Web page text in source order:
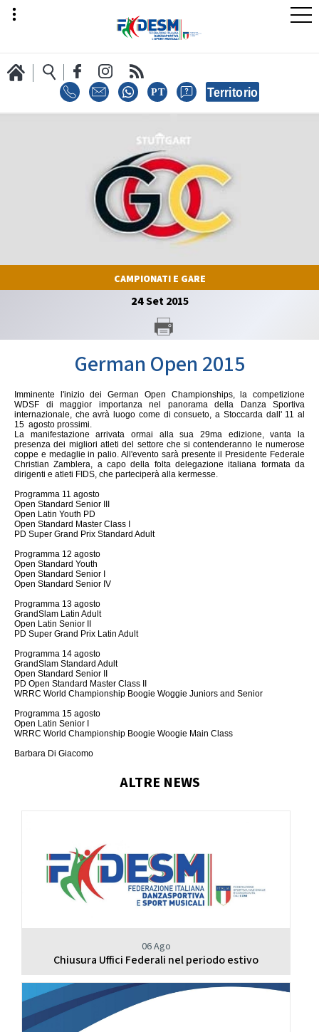
LA FEDERAZIONE
AREA SPORT
AREA TECNICA
GARE
Contatti Discipline
Tesseramento
Formazione
CAMPIONATI E GARE
24Set2015
German Open 2015
Imminente l'inizio dei German Open Championships, la competizione
WDSF di maggior importanza nel panorama della Danza Sportiva
internazionale, che avrà luogo come di consueto, a Stoccarda dall' 11 al
15 agosto prossimi.
La manifestazione arrivata ormai alla sua 29ma edizione, vanta la
presenza dei migliori atleti del settore che si contenderanno le numerose
coppe e medaglie in palio. All'evento sarà presente il Presidente Federale
Christian Zamblera, a capo della folta delegazione italiana formata da
dirigenti e atleti FIDS, che parteciperà alla kermesse.
Programma 11 agosto
Open Standard Senior III
Open Latin Youth PD
Open Standard Master Class I
PD Super Grand Prix Standard Adult
Programma 12 agosto
Open Standard Youth
Open Standard Senior I
Open Standard Senior IV
Programma 13 agosto
GrandSlam Latin Adult
Open Latin Senior II
PD Super Grand Prix Latin Adult
Programma 14 agosto
GrandSlam Standard Adult
Open Standard Senior II
PD Open Standard Master Class II
WRRC World Championship Boogie Woggie Juniors and Senior
Programma 15 agosto
Open Latin Senior I
WRRC World Championship Boogie Woogie Main Class
Barbara Di Giacomo
ALTRE NEWS
06 Ago
Chiusura Uffici Federali nel periodo estivo